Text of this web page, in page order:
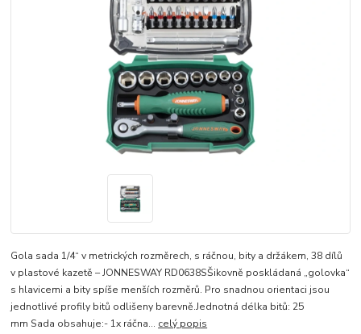
Gola sada 1/4“ v metrických rozměrech, s ráčnou, bity a držákem, 38 dílů
v plastové kazetě – JONNESWAY RD0638SŠikovně poskládaná „golovka“
s hlavicemi a bity spíše menších rozměrů. Pro snadnou orientaci jsou
jednotlivé profily bitů odlišeny barevně.Jednotná délka bitů: 25
mm Sada obsahuje:- 1x ráčna... celý popis